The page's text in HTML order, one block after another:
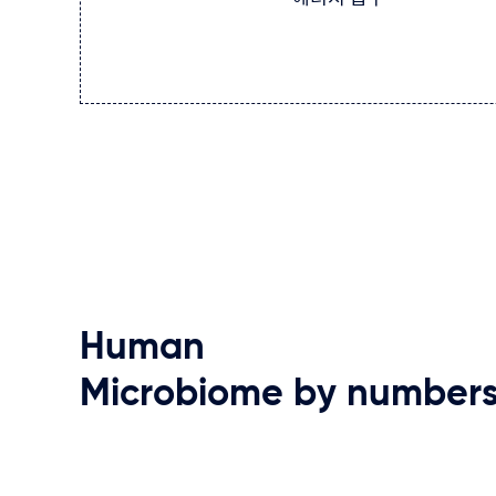
Human
Microbiome by